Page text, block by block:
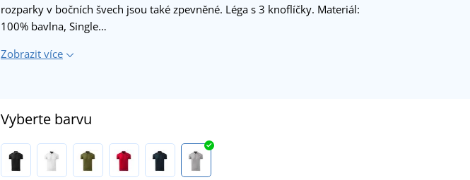
rozparky v bočních švech jsou také zpevněné. Léga s 3 knoflíčky. Materiál:
100% bavlna, Single…
Zobrazit více
Vyberte barvu